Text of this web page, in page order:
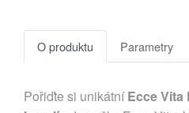
O produktu Parametry
Pořiďte si unikátníEcce Vita